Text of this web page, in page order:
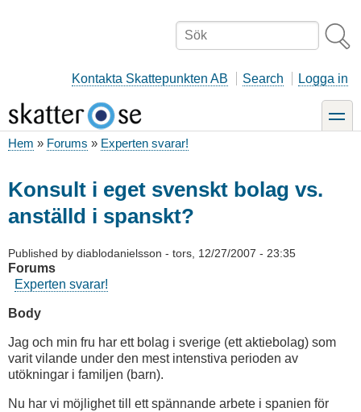
Sök
Kontakta Skattepunkten AB Search Logga in
toggle
Hem Forums Experten svarar!
Konsult i eget svenskt bolag vs.
anställd i spanskt?
Published by diablodanielsson - tors, 12/27/2007 - 23:35
Forums
Experten svarar!
Body
Jag och min fru har ett bolag i sverige (ett aktiebolag) som
varit vilande under den mest intenstiva perioden av
utökningar i familjen (barn).
Nu har vi möjlighet till ett spännande arbete i spanien för